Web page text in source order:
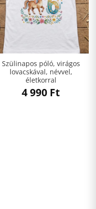
Szülinapos póló, virágos
lovacskával, névvel,
életkorral
4 990 Ft